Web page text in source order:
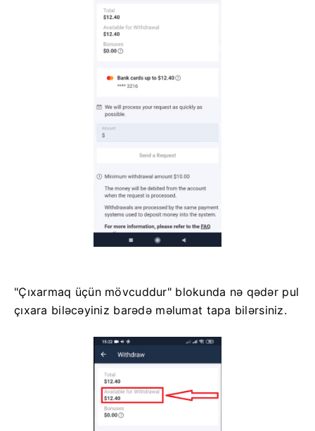
"Çıxarmaq üçün mövcuddur" blokunda nə qədər pul
çıxara biləcəyiniz barədə məlumat tapa bilərsiniz.